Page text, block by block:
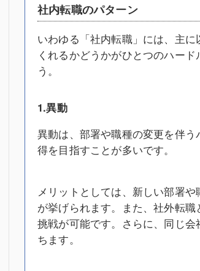
社内転職のパターン
いわゆる「社内転職」には、主
くれるかどうかがひとつのハー
う。
1.異動
異動は、部署や職種の変更を伴
得を目指すことが多いです。
メリットとしては、新しい部署
が挙げられます。また、社外転
挑戦が可能です。さらに、同じ
ちます。